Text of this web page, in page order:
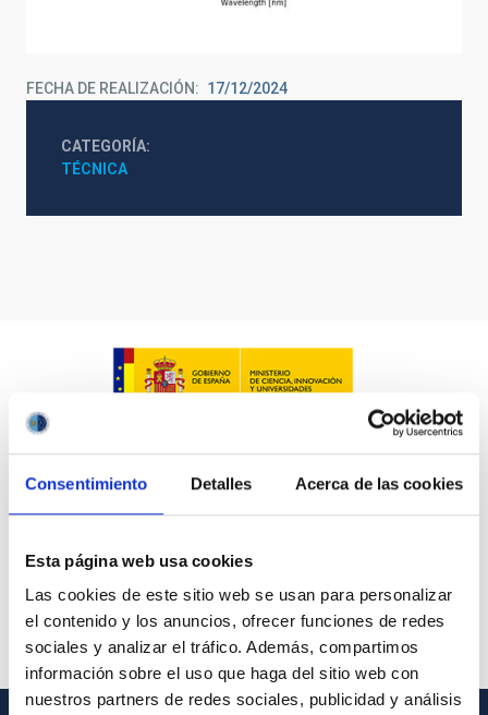
Consentimiento Detalles Acerca de las cookies
Esta página web usa cookies
Las cookies de este sitio web se usan para personalizar
el contenido y los anuncios, ofrecer funciones de redes
sociales y analizar el tráfico. Además, compartimos
información sobre el uso que haga del sitio web con
nuestros partners de redes sociales, publicidad y análisis
FECHA DE REALIZACIÓN 17/12/2024
CATEGORÍA
TÉCNICA